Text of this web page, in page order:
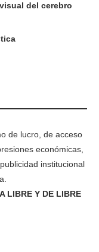
del cerebro
de lucro, de acceso
económicas,
institucional
LIBRE Y DE LIBRE